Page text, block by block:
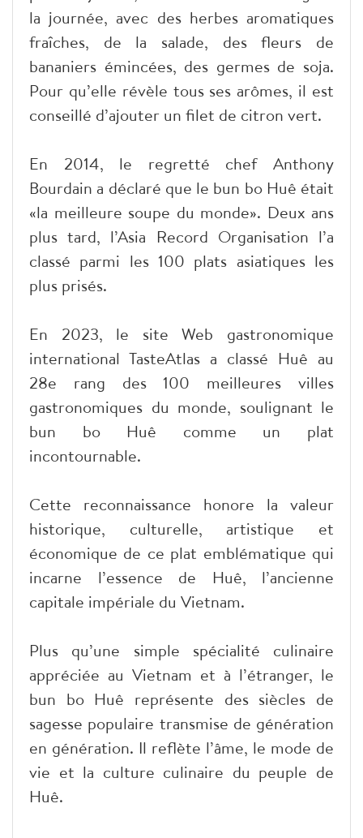
la journée, avec des herbes aromatiques
fraîches, de la salade, des fleurs de
bananiers émincées, des germes de soja.
Pour qu’elle révèle tous ses arômes, il est
conseillé d’ajouter un filet de citron vert.
En 2014, le regretté chef Anthony
Bourdain a déclaré que le bun bo Huê était
«la meilleure soupe du monde». Deux ans
plus tard, l’Asia Record Organisation l’a
classé parmi les 100 plats asiatiques les
plus prisés.
En 2023, le site Web gastronomique
international TasteAtlas a classé Huê au
28e rang des 100 meilleures villes
gastronomiques du monde, soulignant le
bun bo Huê comme un plat
incontournable.
Cette reconnaissance honore la valeur
historique, culturelle, artistique et
économique de ce plat emblématique qui
incarne l’essence de Huê, l’ancienne
capitale impériale du Vietnam.
Plus qu’une simple spécialité culinaire
appréciée au Vietnam et à l’étranger, le
bun bo Huê représente des siècles de
sagesse populaire transmise de génération
en génération. Il reflète l’âme, le mode de
vie et la culture culinaire du peuple de
Huê.